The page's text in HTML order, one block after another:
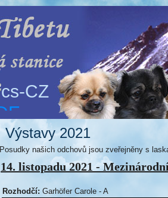
Výstavy 2021
Posudky našich odchovů jsou zveřejněny s
14. listopadu 2021 -
Rozhodčí: Garhöfer Carole - A